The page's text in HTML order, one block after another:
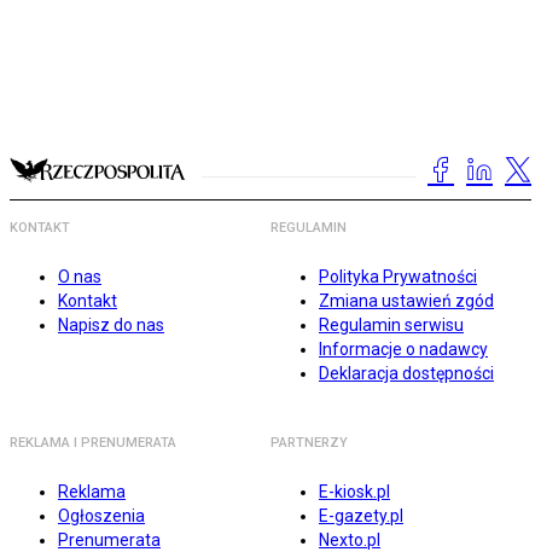
KONTAKT
O nas
Kontakt
Napisz do nas
REGULAMIN
Polityka Prywatności
Zmiana ustawień zgód
Regulamin serwisu
Informacje o nadawcy
Deklaracja dostępności
REKLAMA I PRENUMERATA
Reklama
Ogłoszenia
Prenumerata
PARTNERZY
E-kiosk.pl
E-gazety.pl
Nexto.pl